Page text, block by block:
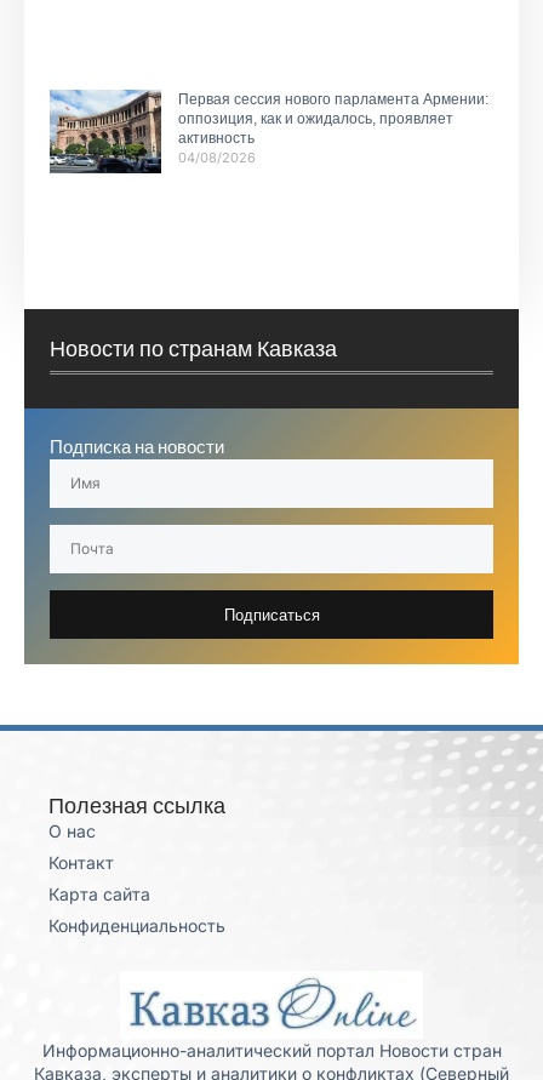
Первая сессия нового парламента Армении:
оппозиция, как и ожидалось, проявляет
активность
04/08/2026
Новости по странам Кавказа
Подписка на новости
Подписаться
Полезная ссылка
О нас
Контакт
Карта сайта
Конфиденциальность
Информационно-аналитический портал Новости стран
Кавказа, эксперты и аналитики о конфликтах (Северный